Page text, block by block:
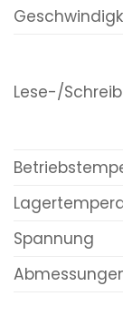
Lese-/
Spannung